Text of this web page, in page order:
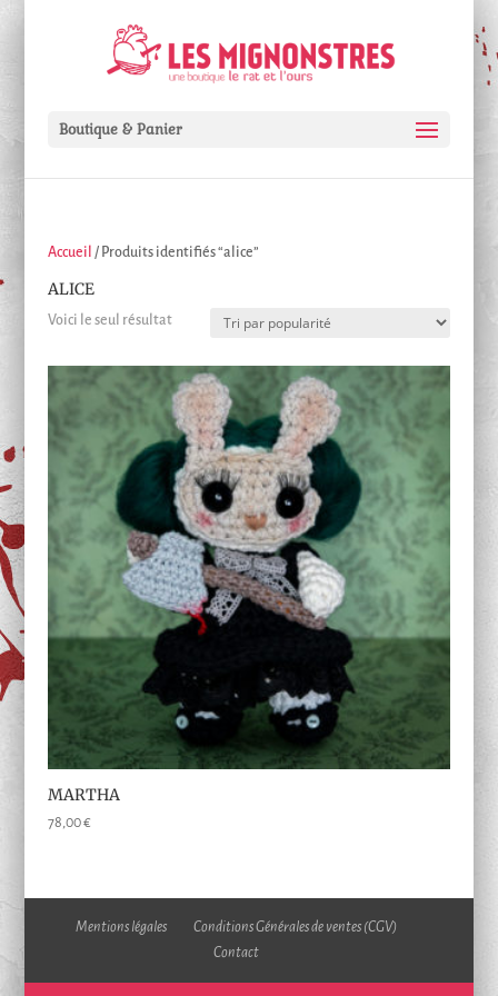
Boutique & Panier
Accueil / Produits identifiés “alice”
ALICE
Voici le seul résultat
MARTHA
78,00€
Mentions légales
Conditions Générales de ventes (CGV)
Contact